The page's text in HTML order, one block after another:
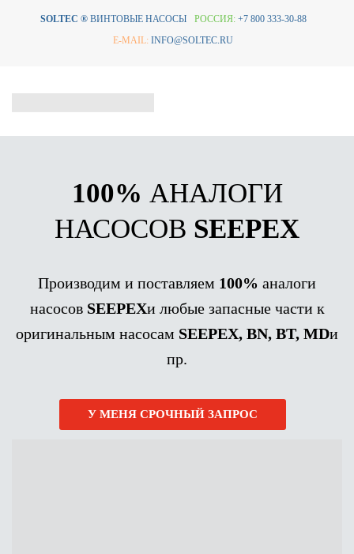
SOLTEC ® ВИНТОВЫЕ НАСОСЫ РОССИЯ: +7 800 333-30-88
E-MAIL: INFO@SOLTEC.RU
100% АНАЛОГИ
НАСОСОВ SEEPEX
Производим и поставляем 100% аналоги
насосов SEEPEXи любые запасные части к
оригинальным насосам SEEPEX, BN, BT, MDи
пр.
У МЕНЯ СРОЧНЫЙ ЗАПРОС